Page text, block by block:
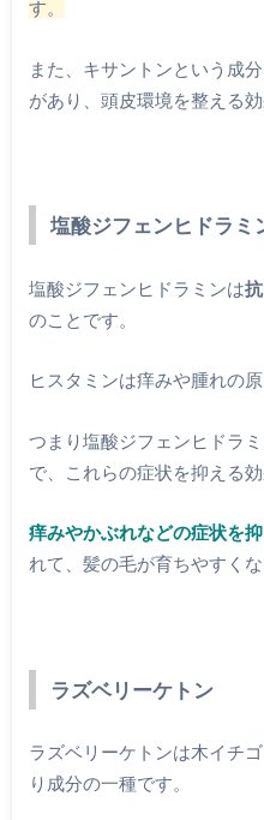
す。
また、キサントンという成
があり、頭皮環境を整える効
塩酸ジフェンヒドラミ
塩酸ジフェンヒドラミンは
のことです。
ヒスタミンは痒みや腫れの
つまり塩酸ジフェンヒドラ
で、これらの症状を抑える効
痒みやかぶれなどの症状を
れて、髪の毛が育ちやすく
ラズベリーケトン
ラズベリーケトンは木イチ
り成分の一種です。